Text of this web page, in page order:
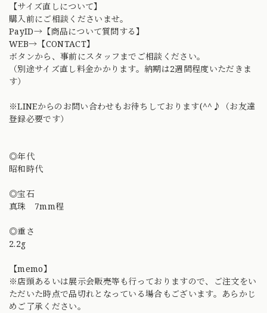
【サイズ直しについて】
購入前にご相談くださいませ。
PayID→【商品について質問する】
WEB→【CONTACT】
ボタンから、事前にスタッフまでご相談ください。
（別途サイズ直し料金かかります。納期は2週間程度いただきま
す）
※LINEからのお問い合わせもお待ちしております(^^♪（お友達
登録必要です）
◎年代
昭和時代
◎宝石
真珠 7mm程
◎重さ
2.2g
【memo】
※店頭あるいは展示会販売等も行っておりますので、ご注文をい
ただいた時点で品切れとなっている場合もございます。あらかじ
めご了承ください。